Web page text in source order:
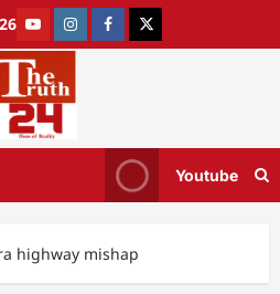
Youtube
highway mishap